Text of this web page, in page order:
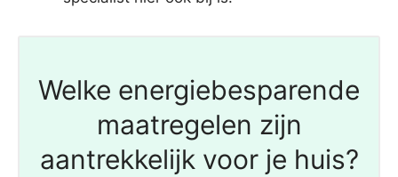
Welke energiebesparende
maatregelen zijn
aantrekkelijk voor je huis?